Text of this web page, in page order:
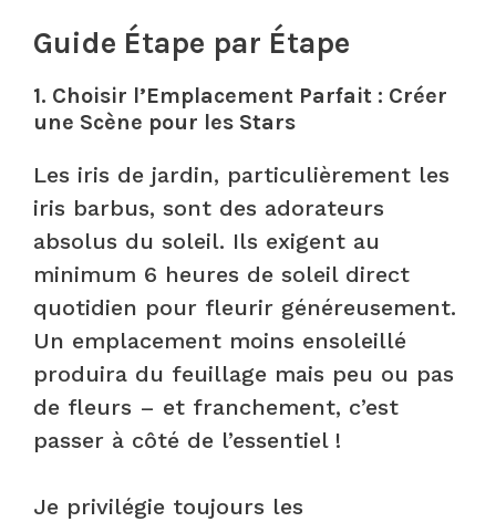
Guide Étape par Étape
1. Choisir l’Emplacement Parfait : Créer
une Scène pour les Stars
Les iris de jardin, particulièrement les
iris barbus, sont des adorateurs
absolus du soleil. Ils exigent au
minimum 6 heures de soleil direct
quotidien pour fleurir généreusement.
Un emplacement moins ensoleillé
produira du feuillage mais peu ou pas
de fleurs – et franchement, c’est
passer à côté de l’essentiel !
Je privilégie toujours les